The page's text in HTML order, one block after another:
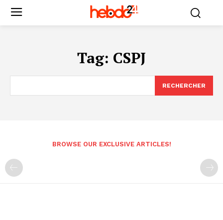
Tag: CSPJ
RECHERCHER
BROWSE OUR EXCLUSIVE ARTICLES!